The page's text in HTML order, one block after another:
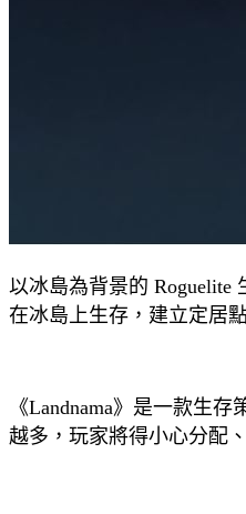
以冰島為背景的 Roguelite
在冰島上生存，建立定居
《Landnama》是一款生
越多，玩家將得小心分配